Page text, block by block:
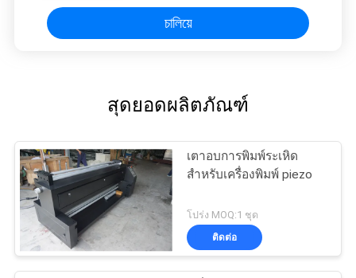
চালিয়ে
สุดยอดผลิตภัณฑ์
เตาอบการพิมพ์ระเหิด
สำหรับเครื่องพิมพ์ piezo
โปร่ง MOQ:1 ชุด
ติดต่อ